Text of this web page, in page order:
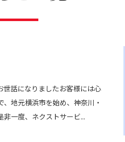
話になりましたお客様には心
地元横浜市を始め、神奈川・
一度、ネクストサービ...